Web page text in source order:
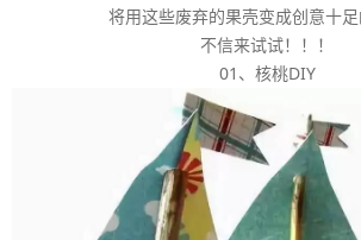
将用这些废弃的果壳变成创意十
不信来试试！！！
01、核桃DIY